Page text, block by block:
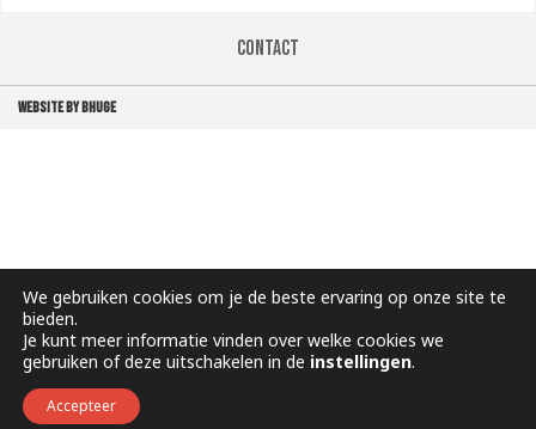
Contact
WEBSITE BY BHUGE
We gebruiken cookies om je de beste ervaring op onze site te
bieden.
Je kunt meer informatie vinden over welke cookies we
gebruiken of deze uitschakelen in de instellingen.
Accepteer